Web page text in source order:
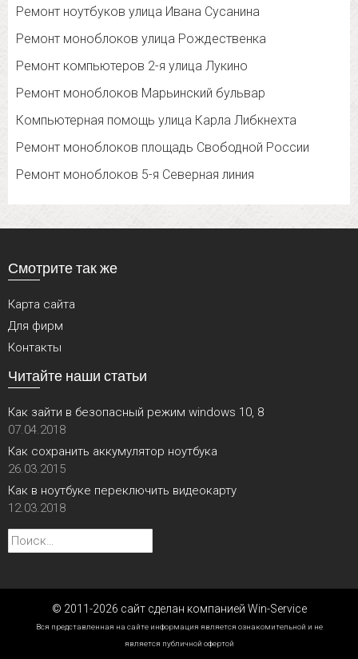
Ремонт ноутбуков улица Ивана Сусанина
Ремонт моноблоков улица Рождественка
Ремонт компьютеров 2-я улица Лукино
Ремонт моноблоков Марьинский бульвар
Компьютерная помощь улица Карла Либкнехта
Ремонт моноблоков площадь Свободной России
Ремонт моноблоков 5-я Северная линия
Смотрите так же
Карта сайта
Для фирм
Контакты
Читайте наши статьи
Как зайти в безопасный режим windows 10, 8
07.04.2018
Как сохранить аккумулятор ноутбука
26.03.2015
Как в ноутбуке переключить видеокарту
12.03.2018
Найти:
© 2011-2026 сайт сделан компанией Win-Service
Вся представленная на сайте информация является ознакомительной и не
является публичной офертой